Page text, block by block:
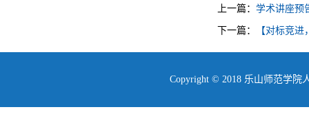
上一篇： 学术讲座预
下一篇： 【对标竞
Copyright © 2018 乐山师范学院